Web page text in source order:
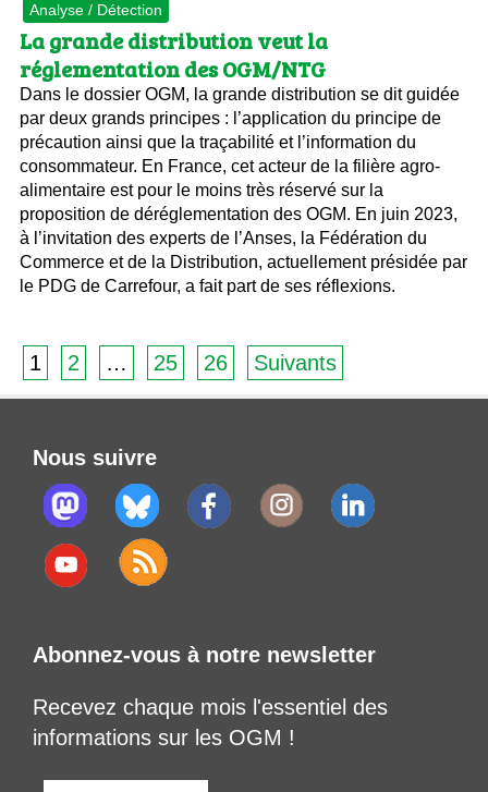
Analyse / Détection
La grande distribution veut la
réglementation des OGM/NTG
Dans le dossier OGM, la grande distribution se dit guidée
par deux grands principes : l’application du principe de
précaution ainsi que la traçabilité et l’information du
consommateur. En France, cet acteur de la filière agro-
alimentaire est pour le moins très réservé sur la
proposition de déréglementation des OGM. En juin 2023,
à l’invitation des experts de l’Anses, la Fédération du
Commerce et de la Distribution, actuellement présidée par
le PDG de Carrefour, a fait part de ses réflexions.
1 2 … 25 26 Suivants
Nous suivre
Abonnez-vous à notre newsletter
Recevez chaque mois l'essentiel des
informations sur les OGM !